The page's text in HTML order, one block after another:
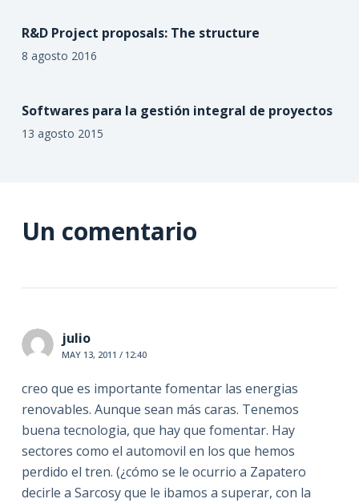
R&D Project proposals: The structure
8 agosto 2016
Softwares para la gestión integral de proyectos
13 agosto 2015
Un comentario
julio
MAY 13, 2011 / 12:40
creo que es importante fomentar las energias
renovables. Aunque sean más caras. Tenemos
buena tecnologia, que hay que fomentar. Hay
sectores como el automovil en los que hemos
perdido el tren. (¿cómo se le ocurrio a Zapatero
decirle a Sarcosy que le ibamos a superar, con la